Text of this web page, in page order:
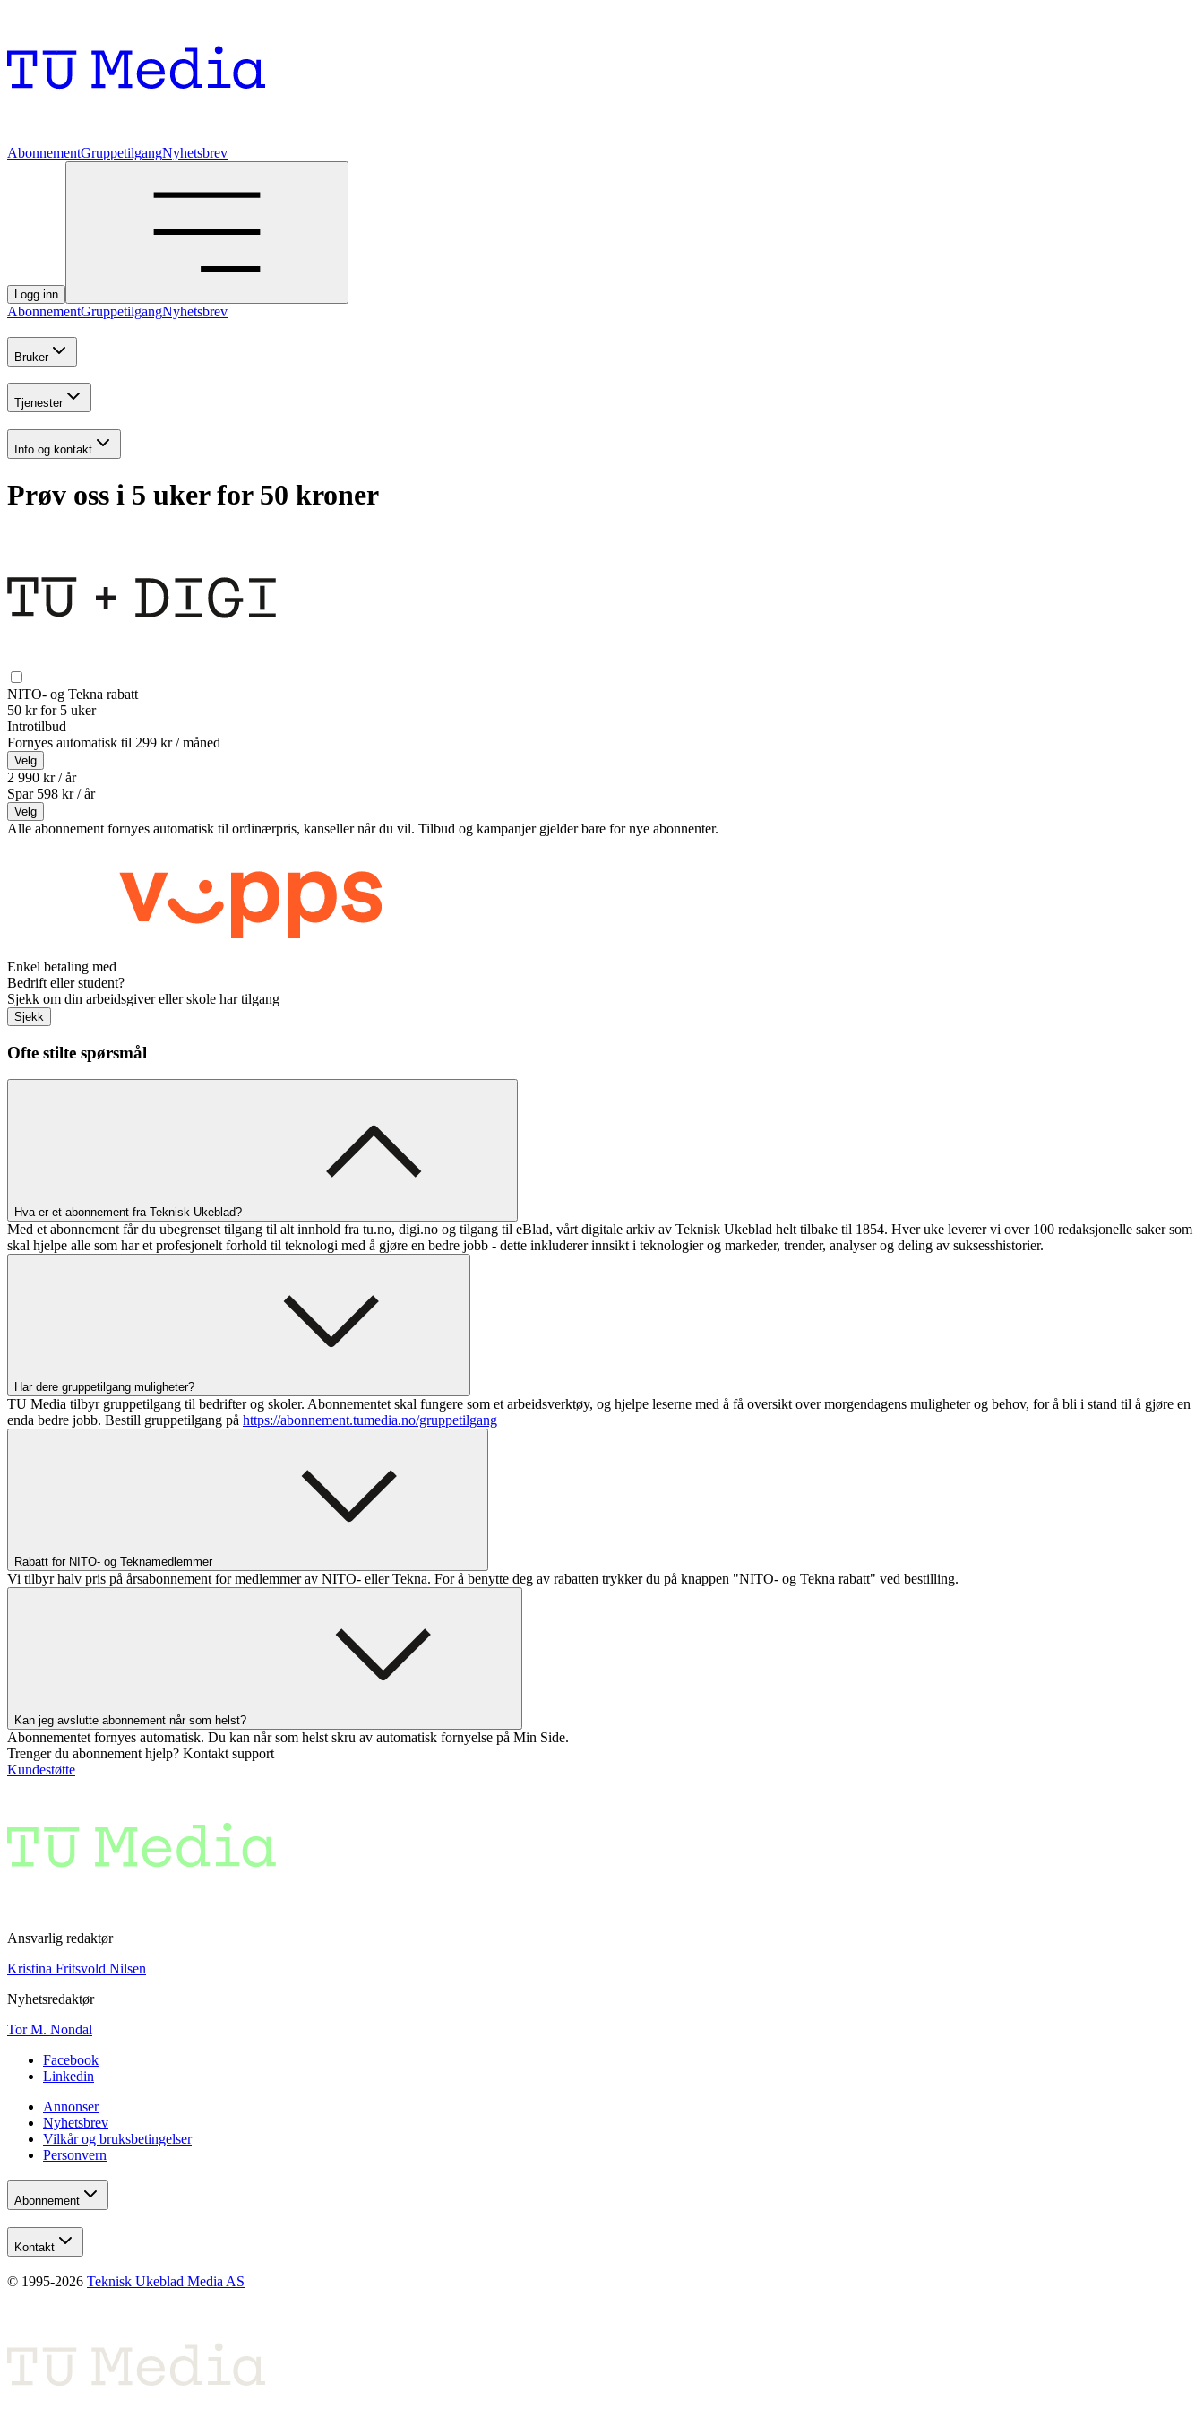
AbonnementGruppetilgangNyhetsbrev
Logg inn
AbonnementGruppetilgangNyhetsbrev
Bruker
Tjenester
Info og kontakt
Prøv oss i 5 uker for 50 kroner
NITO- og Tekna rabatt
50 kr for 5 uker
Introtilbud
Fornyes automatisk til 299 kr / måned
Velg
2 990 kr / år
Spar 598 kr /år
Velg
Alle abonnement fornyes automatisk til ordinærpris, kanseller når du vil. Tilbud og kampanjer gjelder bare for nye abonnenter.
Enkel betaling med
Bedrift eller student?
Sjekk om din arbeidsgiver eller skole har tilgang
Sjekk
Ofte stilte spørsmål
Hva er et abonnement fra Teknisk Ukeblad?
Med et abonnement får du ubegrenset tilgang til alt innhold fra tu.no, digi.no og tilgang til eBlad, vårt digitale arkiv av Teknisk Ukeblad helt tilbake til 1854. Hver uke leverer vi over 100 redaksjonelle saker som
skal hjelpe alle som har et profesjonelt forhold til teknologi med å gjøre en bedre jobb - dette inkluderer innsikt i teknologier og markeder, trender, analyser og deling av suksesshistorier.
Har dere gruppetilgang muligheter?
TU Media tilbyr gruppetilgang til bedrifter og skoler. Abonnementet skal fungere som et arbeidsverktøy, og hjelpe leserne med å få oversikt over morgendagens muligheter og behov, for å bli i stand til å gjøre en
enda bedre jobb. Bestill gruppetilgang på https://abonnement.tumedia.no/gruppetilgang
Rabatt for NITO- og Teknamedlemmer
Vi tilbyr halv pris på årsabonnement for medlemmer av NITO- eller Tekna. For å benytte deg av rabatten trykker du på knappen "NITO- og Tekna rabatt" ved bestilling.
Kan jeg avslutte abonnement når som helst?
Abonnementet fornyes automatisk. Du kan når som helst skru av automatisk fornyelse på Min Side.
Trenger du abonnement hjelp? Kontakt support
Kundestøtte
Ansvarlig redaktør
Kristina Fritsvold Nilsen
Nyhetsredaktør
Tor M. Nondal
Facebook
Linkedin
Annonser
Nyhetsbrev
Vilkår og bruksbetingelser
Personvern
Abonnement
Kontakt
© 1995-2026 Teknisk Ukeblad Media AS